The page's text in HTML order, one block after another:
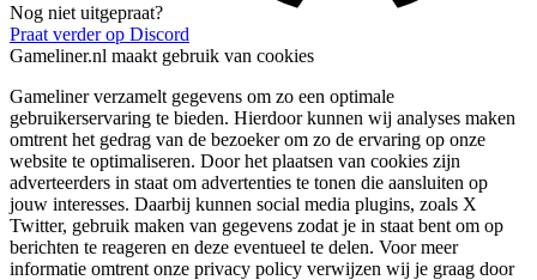
Nog niet uitgepraat?
Praat verder op Discord
Gameliner.nl maakt gebruik van cookies
Gameliner verzamelt gegevens om zo een optimale
gebruikerservaring te bieden. Hierdoor kunnen wij analyses maken
omtrent het gedrag van de bezoeker om zo de ervaring op onze
website te optimaliseren. Door het plaatsen van cookies zijn
adverteerders in staat om advertenties te tonen die aansluiten op
jouw interesses. Daarbij kunnen social media plugins, zoals X
Twitter, gebruik maken van gegevens zodat je in staat bent om op
berichten te reageren en deze eventueel te delen. Voor meer
informatie omtrent onze privacy policy verwijzen wij je graag door